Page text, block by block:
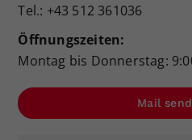
Tel.: +43 512 361036
Öffnungszeiten:
Montag bis Donnerstag:
Mail